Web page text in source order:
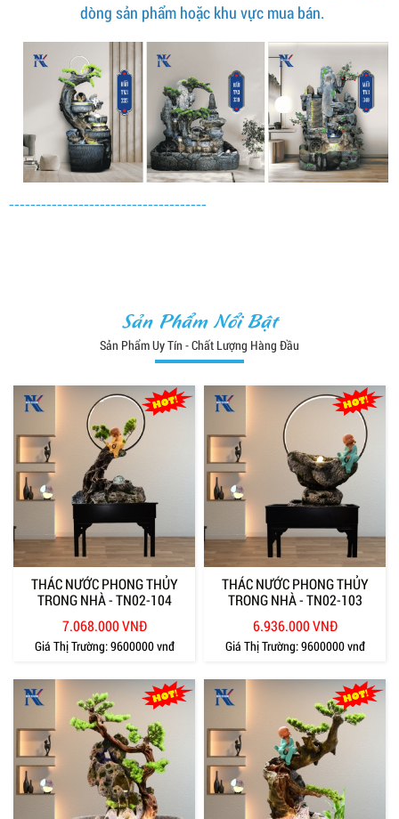
dòng sản phẩm hoặc khu vực mua bán.
-------------------------------------
Sản Phẩm Nổi Bật
Sản Phẩm Uy Tín - Chất Lượng Hàng Đầu
THÁC NƯỚC PHONG THỦY
TRONG NHÀ - TN02-104
7.068.000 VNĐ
Giá Thị Trường:9600000 vnđ
THÁC NƯỚC PHONG THỦY
TRONG NHÀ - TN02-103
6.936.000 VNĐ
Giá Thị Trường:9600000 vnđ